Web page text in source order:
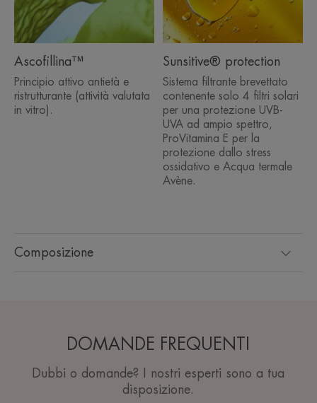
Composizione
Ascofillina™
Principio attivo antietà e
ristrutturante (attività valutata
in vitro).
Sunsitive® protection
Sistema filtrante brevettato
contenente solo 4 filtri solari
per una protezione UVB-
UVA ad ampio spettro,
ProVitamina E per la
protezione dallo stress
ossidativo e Acqua termale
Avène.
DOMANDE FREQUENTI
Dubbi o domande? I nostri esperti sono a tua
disposizione.